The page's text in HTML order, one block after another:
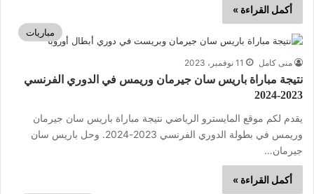
أكمل القراءة »
مباريات
منى كامل 11 نوفمبر، 2023
نتيجة مباراة باريس سان جيرمان وريمس في الدوري الفرنسي
2023-2024
يقدم لكم موقع المايسترو الرياضي نتيجة مباراة باريس سان جيرمان
وريمس في بطولة الدوري الفرنسي 2023-2024. وحل باريس سان
جيرمان…
أكمل القراءة »